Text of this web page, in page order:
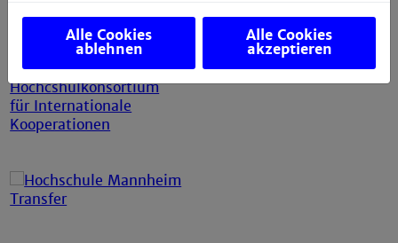
Alle Cookies
ablehnen
Alle Cookies
akzeptieren